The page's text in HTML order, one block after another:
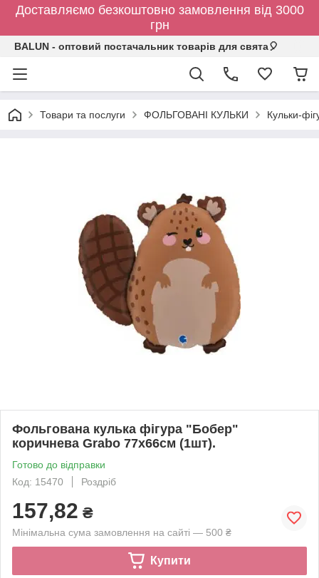
Доставляємо безкоштовно замовлення від 3000
грн
BALUN - оптовий постачальник товарів для свята🎈
Товари та послуги ФОЛЬГОВАНІ КУЛЬКИ Кульки-
Фольгована кулька фігура "Бобер"
коричнева Grabo 77х66см (1шт).
Готово до відправки
Код: 15470
Роздріб
157,82 ₴
Мінімальна сума замовлення на сайті — 500 ₴
Купити